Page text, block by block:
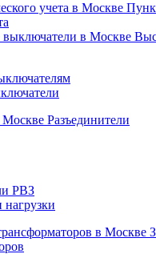
Разъединители
РВЗ